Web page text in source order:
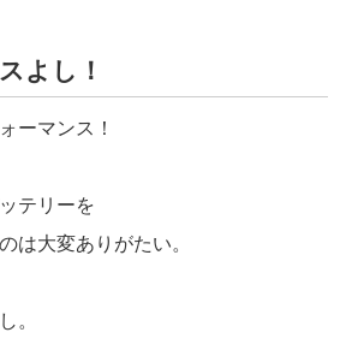
よし！
ーマンス！
テリーを
は大変ありがたい。
。